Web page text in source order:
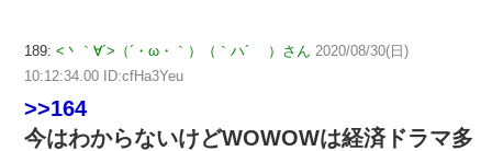
189: <丶｀∀´>（´・ω・｀）（｀ハ´ ）さん 2020/08/30(日)
10:12:34.00 ID:cfHa3Yeu
>>164
今はわからないけどWOWOWは経済ドラマ多